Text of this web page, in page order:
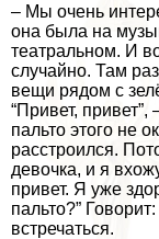
– Мы очень
она была на
театральном. И
случайно. Там
вещи рядом с
“Привет,
пальто этого не
расстроился.
дeвoчка, и я
привет. Я уже
пальто?”
встречаться.